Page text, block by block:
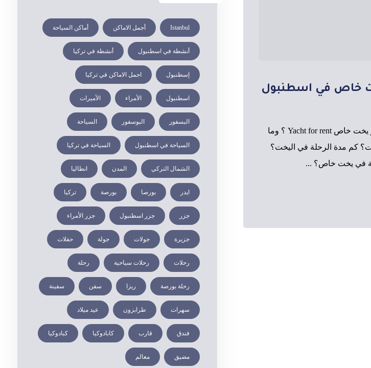
خاص في اسطنبول
كيف يمكن استئجار يخت خاص Yacht for rent ؟ وما
كم مدة الرحلة في اليخت؟
في يخت خاص؟ ...
Istanbul أجمل الاماكن أماكن السياحة
أنشطة في اسطنبول أنشطة في تركيا
إسطنبول اجمل الاماكن في تركيا
اسطنبول الأمراء الأميرات
البسفور البوسفور السياحة
السياحة في اسطنبول السياحة في تركيا
الشمال التركي المدن انطاليا
ايدر بورصا بورصة تركيا
جزر جزر اسطنبول جزر الأمراء
جزيرة جولات جولة حفلات
رحلات رحلات سياحية رحلة
رحلة بورصة ريزا سفن سفينة
سهرات طرابزون عيد ميلاد
فندق قارب كابادوكيا كبادوكيا
مضيق معالم